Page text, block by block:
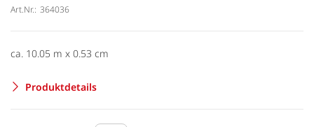
Art.Nr.: 364036
ca. 10.05 m x 0.53 cm
Produktdetails